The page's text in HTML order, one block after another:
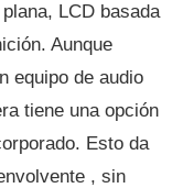
LCD basada
Aunque
equipo de audio
tiene una opción
Esto da
, sin